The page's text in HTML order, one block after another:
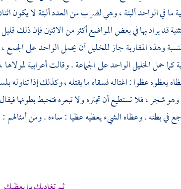
ما في الواحد ألبتة ، وهي لضرب من العدد ألبتة لا يكون
قد يراد بها في بعض المواضع أكثر من الاثنين فإن ذلك
وهذه المقاربة جازللخليلأن يحمل الواحد على الجمع ،
كما حملالخليلالواحد على الجماعة . وقالت أعرابية
يعظوه عظوا : اغتاله فسقاه ما يقتله ، وكذلك إذا تناوله
وهو شجر ، فلا تستطيع أن تجتره ولا تبعره فتحبط بطونها
في بطنه . وعظاه الشيء يعظيه عظيا : ساءه . ومن